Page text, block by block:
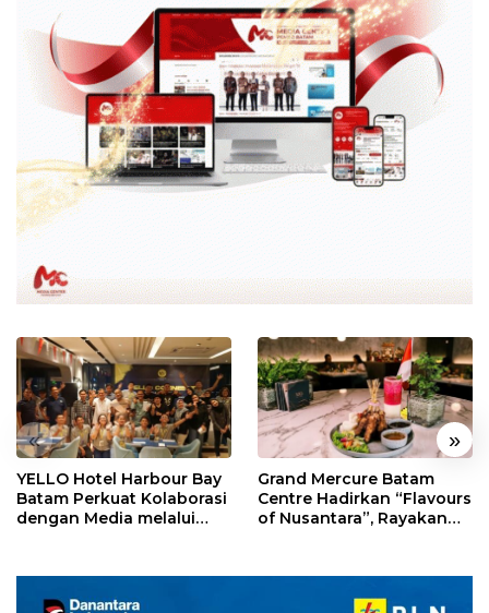
« »
YELLO Hotel Harbour Bay
Batam Perkuat Kolaborasi
dengan Media melalui
Grand Mercure Batam
Centre Hadirkan “Flavours
of Nusantara”, Rayakan